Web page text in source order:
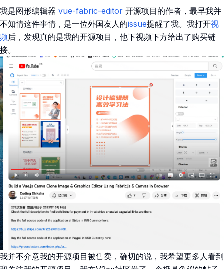
我是图形编辑器 vue-fabric-editor 开源项目的作者，最早我并
不知情这件事情，是一位外国友人的issue提醒了我。我打开视
频后，发现真的是我的开源项目，他下视频下方给出了购买链
接。
我并不介意我的开源项目被售卖，确切的说，我希望更多人看到